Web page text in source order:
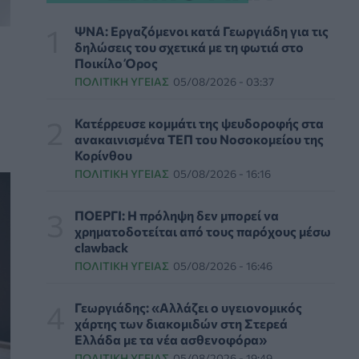
ΥΠΗΡΕΣΊΕΣ ΥΓΕΊΑΣ 07/08/2026 - 13:00
Βασιλακόπουλος για ιό Δυτικού Νείλου: Στο
ΥΓΕΊΑ 07/08/2026 - 11:57
Γλοιοβλάστωμα: Νέο «παράθυρο» για πιο
ΥΓΕΊΑ 07/08/2026 - 11:00
ΛΔ Κονγκό: Πάνω από 4.000 τα
Τεχνητή νοημοσύνη σχεδίασε για πρώτη φορά
λειτουργικούς ιούς - Oι προοπτικές και οι
ΨΝΑ: Εργαζόμενοι κατά Γεωργιάδη για τις
δηλώσεις του σχετικά με τη φωτιά στο
Ποικίλο Όρος
ΠΟΛΙΤΙΚΉ ΥΓΕΊΑΣ 05/08/2026 - 03:37
Κατέρρευσε κομμάτι της ψευδοροφής στα
ανακαινισμένα ΤΕΠ του Νοσοκομείου της
Κορίνθου
ΠΟΛΙΤΙΚΉ ΥΓΕΊΑΣ 05/08/2026 - 16:16
ΠΟΕΡΓΙ: Η πρόληψη δεν μπορεί να
χρηματοδοτείται από τους παρόχους μέσω
clawback
ΠΟΛΙΤΙΚΉ ΥΓΕΊΑΣ 05/08/2026 - 16:46
Γεωργιάδης: «Αλλάζει ο υγειονομικός
χάρτης των διακομιδών στη Στερεά
Ελλάδα με τα νέα ασθενοφόρα»